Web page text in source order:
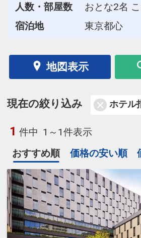
人数・部屋数
おとな2名
宿泊地
東京都心
地図表示
現在の絞り込み ホテル
1 件中 1～1件表示
おすすめ順
価格の安い順